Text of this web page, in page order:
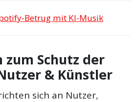
Betrug mit KI-Musik
zum Schutz der
& Künstler
sich an Nutzer,